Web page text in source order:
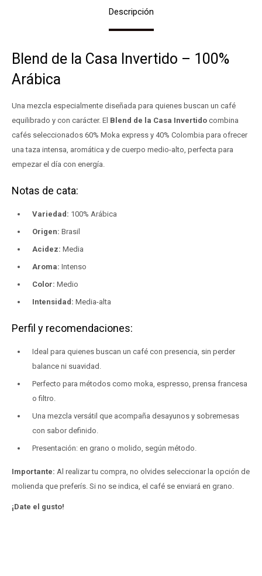
Descripción
Blend de la Casa Invertido – 100%
Arábica
Una mezcla especialmente diseñada para quienes buscan un café
equilibrado y con carácter. El Blend de la Casa Invertido combina
cafés seleccionados 60% Moka express y 40% Colombia para ofrecer
una taza intensa, aromática y de cuerpo medio-alto, perfecta para
empezar el día con energía.
Notas de cata:
Variedad: 100% Arábica
Origen: Brasil
Acidez: Media
Aroma: Intenso
Color: Medio
Intensidad: Media-alta
Perfil y recomendaciones:
Ideal para quienes buscan un café con presencia, sin perder
balance ni suavidad.
Perfecto para métodos como moka, espresso, prensa francesa
o filtro.
Una mezcla versátil que acompaña desayunos y sobremesas
con sabor definido.
Presentación: en grano o molido, según método.
Importante: Al realizar tu compra, no olvides seleccionar la opción de
molienda que preferís. Si no se indica, el café se enviará en grano.
¡Date el gusto!